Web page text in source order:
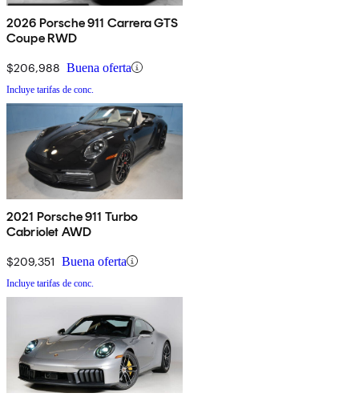
2026 Porsche 911 Carrera GTS
Coupe RWD
$206,988 Buena oferta
Incluye tarifas de conc.
2021 Porsche 911 Turbo
Cabriolet AWD
$209,351 Buena oferta
Incluye tarifas de conc.